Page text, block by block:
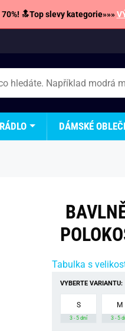
70%! 🔝Top slevy kategorie»»»
DÁMSKÉ
Tabulka s
VYBERTE VARIANTU:
S
3 - 5 dní
M
3 - 5